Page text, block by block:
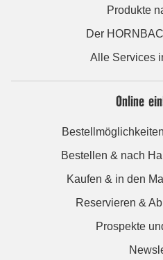
Produkte
Der
Alle Services
Online
Bestellen & nach
Kaufen & in den
Reservieren &
Prospekte